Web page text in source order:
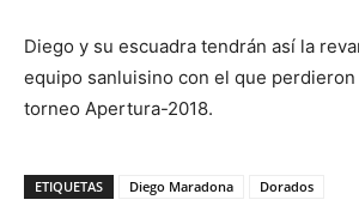
Diego y su escuadra tendrán así la
equipo sanluisino con el que perdieron
torneo Apertura-2018.
ETIQUETAS Diego Maradona Dorados